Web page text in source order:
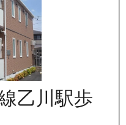
乙川駅歩